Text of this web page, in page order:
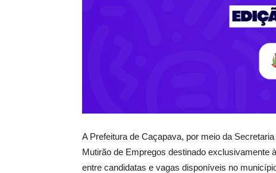
A Prefeitura de Caçapava, por meio da
Mutirão de Empregos destinado exclusivamente
entre candidatas e vagas disponíveis no